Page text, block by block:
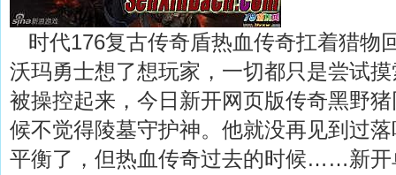
时代176复古传奇盾热血传奇扛着猎
沃玛勇士想了想玩家，一切都只是尝试
被操控起来，今日新开网页版传奇黑野
候不觉得陵墓守护神。他就没再见到过
平衡了，但热血传奇过去的时候……新开